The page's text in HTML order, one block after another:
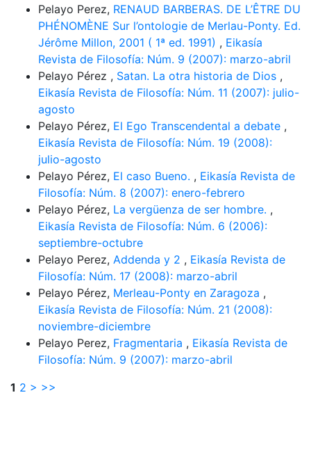
Pelayo Perez, RENAUD BARBERAS. DE L’ÊTRE DU
PHÉNOMÈNE Sur l’ontologie de Merlau-Ponty. Ed.
Jérôme Millon, 2001 ( 1ª ed. 1991) , Eikasía
Revista de Filosofía: Núm. 9 (2007): marzo-abril
Pelayo Pérez , Satan. La otra historia de Dios ,
Eikasía Revista de Filosofía: Núm. 11 (2007): julio-
agosto
Pelayo Pérez, El Ego Transcendental a debate ,
Eikasía Revista de Filosofía: Núm. 19 (2008):
julio-agosto
Pelayo Pérez, El caso Bueno. , Eikasía Revista de
Filosofía: Núm. 8 (2007): enero-febrero
Pelayo Pérez, La vergüenza de ser hombre. ,
Eikasía Revista de Filosofía: Núm. 6 (2006):
septiembre-octubre
Pelayo Perez, Addenda y 2 , Eikasía Revista de
Filosofía: Núm. 17 (2008): marzo-abril
Pelayo Pérez, Merleau-Ponty en Zaragoza ,
Eikasía Revista de Filosofía: Núm. 21 (2008):
noviembre-diciembre
Pelayo Perez, Fragmentaria , Eikasía Revista de
Filosofía: Núm. 9 (2007): marzo-abril
1 2 > >>